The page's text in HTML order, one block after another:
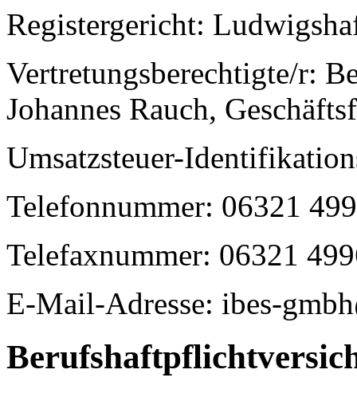
Registergericht:
Vertretungsberechtigte/r:
Johannes Rauch,
Umsatzsteuer-
Telefonnummer: 06321
Telefaxnummer: 06321
E-Mail-Adresse: ibes-